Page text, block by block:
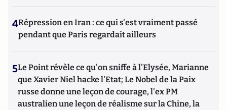
4Répression en Iran : ce qui s'est vraiment passé
pendant que Paris regardait ailleurs
5Le Point révèle ce qu'on sniffe à l'Elysée, Marianne
que Xavier Niel hacke l'Etat; Le Nobel de la Paix
russe donne une leçon de courage, l'ex PM
australien une leçon de réalisme sur la Chine, la